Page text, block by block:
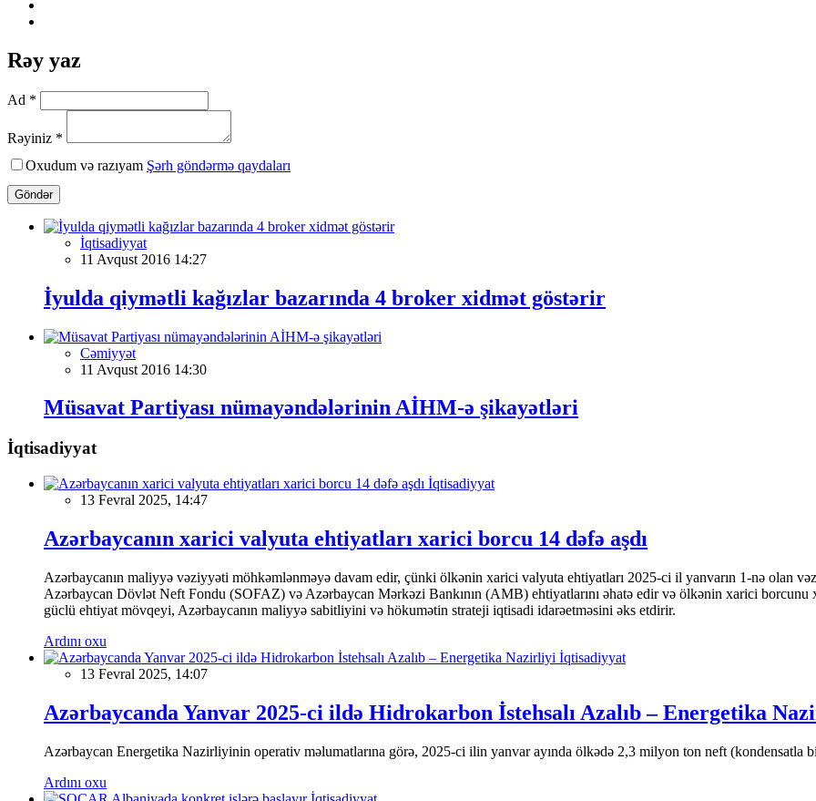
Rəy yaz
Ad *
Rəyiniz *
Oxudum və razıyam Şərh göndərmə qaydaları
Göndər
İqtisadiyyat
11 Avqust 2016 14:27
İyulda qiymətli kağızlar bazarında 4 broker xidmət göstərir
Cəmiyyət
11 Avqust 2016 14:30
Müsavat Partiyası nümayəndələrinin AİHM-ə şikayətləri
İqtisadiyyat
İqtisadiyyat
13 Fevral 2025, 14:47
Azərbaycanın xarici valyuta ehtiyatları xarici borcu 14 dəfə aşdı
Azərbaycanın maliyyə vəziyyəti möhkəmlənməyə davam edir, çünki ölkənin xarici valyuta ehtiyatları 2025-ci il yanvarın 1-nə olan
Azərbaycan Dövlət Neft Fondu (SOFAZ) və Azərbaycan Mərkəzi Bankının (AMB) ehtiyatlarını əhatə edir və ölkənin xarici
güclü ehtiyat mövqeyi, Azərbaycanın maliyyə sabitliyini və hökumətin strateji iqtisadi idarəetməsini əks etdirir.
Ardını oxu
İqtisadiyyat
13 Fevral 2025, 14:07
Azərbaycanda Yanvar 2025-ci ildə Hidrokarbon İstehsalı Azalıb – Energetika
Azərbaycan Energetika Nazirliyinin operativ məlumatlarına görə, 2025-ci ilin yanvar ayında ölkədə 2,3 milyon ton neft (kondensatla
Ardını oxu